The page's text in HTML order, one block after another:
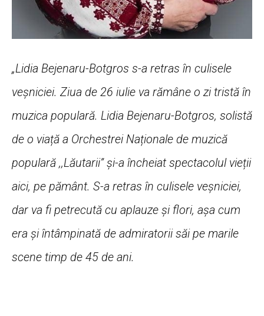
„Lidia Bejenaru-Botgros s-a retras în culisele
veșniciei. Ziua de 26 iulie va rămâne o zi tristă în
muzica populară. Lidia Bejenaru-Botgros, solistă
de o viață a Orchestrei Naționale de muzică
populară ,,Lăutarii” și-a încheiat spectacolul vieții
aici, pe pământ. S-a retras în culisele veșniciei,
dar va fi petrecută cu aplauze și flori, așa cum
era și întâmpinată de admiratorii săi pe marile
scene timp de 45 de ani.